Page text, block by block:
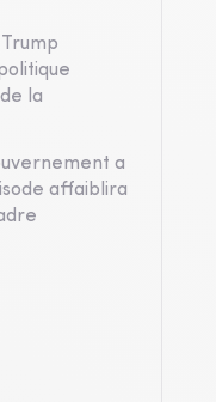
la
a
affaiblira